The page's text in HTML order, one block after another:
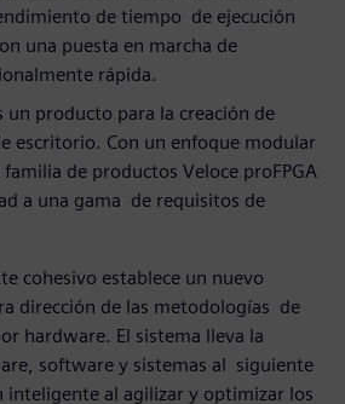
de tiempo de ejecución
una puesta en marcha de
rápida.
un producto para la creación de
escritorio. Con un enfoque modular
de productos Veloce proFPGA
a una gama de requisitos de
cohesivo establece un nuevo
dirección de las metodologías de
hardware. El sistema lleva la
software y sistemas al siguiente
inteligente al agilizar y optimizar los